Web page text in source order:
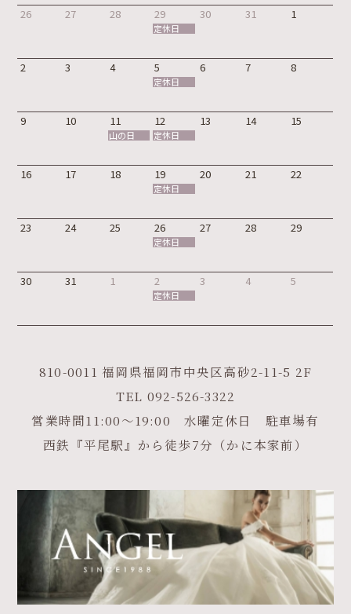
26
27 28 29
定休日
30 31 1
2 3 4 5
定休日
6 7 8
9 10 11
山の日
12
定休日
13 14 15
16 17 18 19
定休日
20 21 22
23 24 25 26
定休日
27 28 29
30 31 1 2
定休日
3 4 5
810-0011 福岡県福岡市中央区高砂2-11-5 2F
TEL 092-526-3322
営業時間11:00～19:00 水曜定休日 駐車場有
西鉄『平尾駅』から徒歩7分（かに本家前）